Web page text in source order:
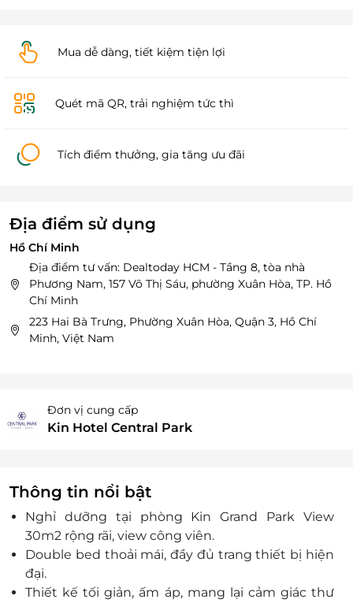
Mua dễ dàng, tiết kiệm tiện lợi
Quét mã QR, trải nghiệm tức thì
Tích điểm thưởng, gia tăng ưu đãi
Địa điểm sử dụng
Hồ Chí Minh
Địa điểm tư vấn: Dealtoday HCM - Tầng 8, tòa nhà
Phương Nam, 157 Võ Thị Sáu, phường Xuân Hòa, TP. Hồ
Chí Minh
223 Hai Bà Trưng, Phường Xuân Hòa, Quận 3, Hồ Chí
Minh, Việt Nam
Đơn vị cung cấp
Kin Hotel Central Park
Thông tin nổi bật
Nghỉ dưỡng tại phòng Kin Grand Park View
30m2 rộng rãi, view công viên.
Double bed thoải mái, đầy đủ trang thiết bị hiện
đại.
Thiết kế tối giản, ấm áp, mang lại cảm giác thư